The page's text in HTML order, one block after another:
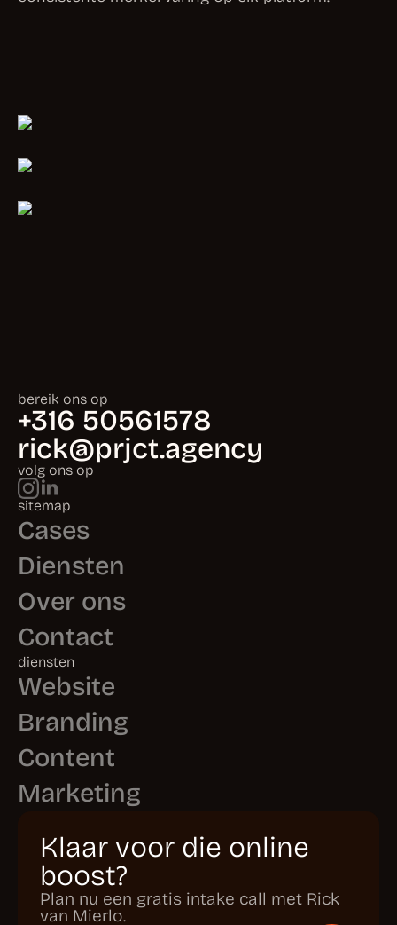
rick@prjct.agency
volg ons op
sitemap
Cases
Diensten
Over ons
Contact
diensten
Website
Branding
Content
Marketing
Klaar voor die online
Plan nu een gratis intake call met Rick
van Mierlo.